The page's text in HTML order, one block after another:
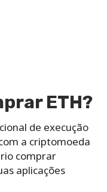
ETH?
de execução
a criptomoeda
comprar
aplicações